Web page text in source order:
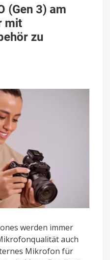
(Gen 3) am
mit
zu
werden immer
auch
Mikrofon für